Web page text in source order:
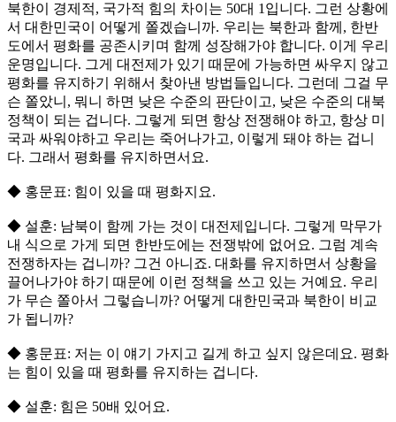
북한이 경제적, 국가적 힘의 차이는 50대 1입니다. 그런 상황에
서 대한민국이 어떻게 쫄겠습니까. 우리는 북한과 함께, 한반
도에서 평화를 공존시키며 함께 성장해가야 합니다. 이게 우리
운명입니다. 그게 대전제가 있기 때문에 가능하면 싸우지 않고
평화를 유지하기 위해서 찾아낸 방법들입니다. 그런데 그걸 무
슨 쫄았니, 뭐니 하면 낮은 수준의 판단이고, 낮은 수준의 대북
정책이 되는 겁니다. 그렇게 되면 항상 전쟁해야 하고, 항상 미
국과 싸워야하고 우리는 죽어나가고, 이렇게 돼야 하는 겁니
다. 그래서 평화를 유지하면서요.
◆ 홍문표: 힘이 있을 때 평화지요.
◆ 설훈: 남북이 함께 가는 것이 대전제입니다. 그렇게 막무가
내 식으로 가게 되면 한반도에는 전쟁밖에 없어요. 그럼 계속
전쟁하자는 겁니까? 그건 아니죠. 대화를 유지하면서 상황을
끌어나가야 하기 때문에 이런 정책을 쓰고 있는 거예요. 우리
가 무슨 쫄아서 그렇습니까? 어떻게 대한민국과 북한이 비교
가 됩니까?
◆ 홍문표: 저는 이 얘기 가지고 길게 하고 싶지 않은데요. 평화
는 힘이 있을 때 평화를 유지하는 겁니다.
◆ 설훈: 힘은 50배 있어요.